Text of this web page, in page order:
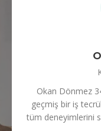
Okan Dönmez
geçmiş bir iş
tüm deneyimlerini